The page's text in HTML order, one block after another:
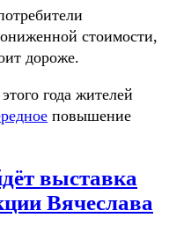
стоимости,
дороже.
года жителей
повышение
выставка
Вячеслава